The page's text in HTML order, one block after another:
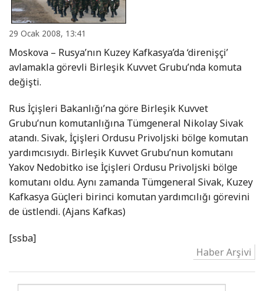
29 Ocak 2008, 13:41
Moskova – Rusya’nın Kuzey Kafkasya’da ‘direnişçi’
avlamakla görevli Birleşik Kuvvet Grubu’nda komuta
değişti.
Rus İçişleri Bakanlığı’na göre Birleşik Kuvvet
Grubu’nun komutanlığına Tümgeneral Nikolay Sivak
atandı. Sivak, İçişleri Ordusu Privoljski bölge komutan
yardımcısıydı. Birleşik Kuvvet Grubu’nun komutanı
Yakov Nedobitko ise İçişleri Ordusu Privoljski bölge
komutanı oldu. Aynı zamanda Tümgeneral Sivak, Kuzey
Kafkasya Güçleri birinci komutan yardımcılığı görevini
de üstlendi. (Ajans Kafkas)
[ssba]
Haber Arşivi